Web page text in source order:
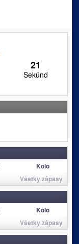
21
Sekúnd
Kolo
Všetky zápasy
Kolo
Všetky zápasy